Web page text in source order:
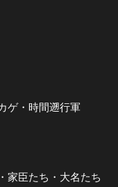
ゲ・時間遡行軍
家臣たち・大名たち